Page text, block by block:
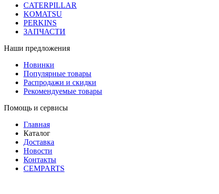
CATERPILLAR
KOMATSU
PERKINS
ЗАПЧАСТИ
Наши предложения
Новинки
Популярные товары
Распродажи и скидки
Рекомендуемые товары
Помощь и сервисы
Главная
Каталог
Доставка
Новости
Контакты
CEMPARTS